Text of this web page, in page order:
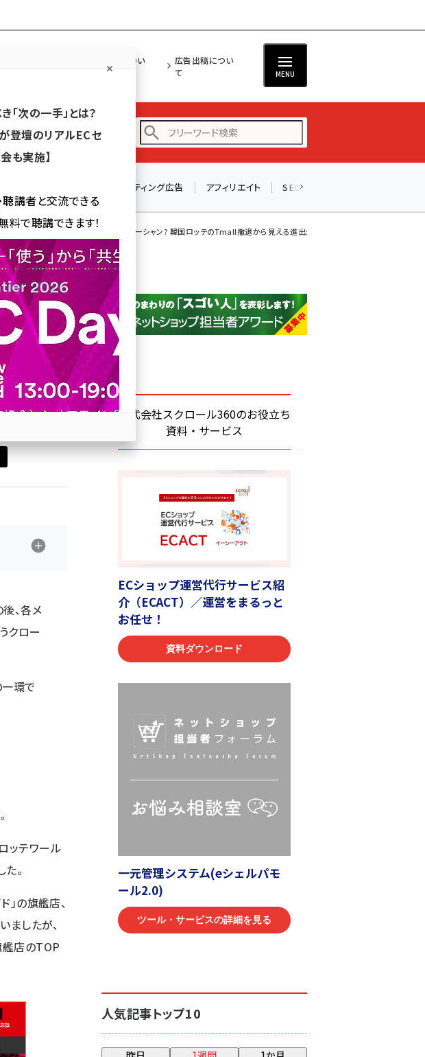
ネッ担につい
広告出稿につい
て
MENU
ー／イベント から探す
yahoo (1898)
アスクル (1115)
base (1070)
リスティング広告 アフィリエイト SEO
ォ... 中国向けECはすでにレッドオーシャン? 韓国ロッテのTmall撤退から見える進出企業の課題
ッテ
そんなわ
、各メ
クロー
環で
ッテワール
。
の旗艦店、
ましたが、
艦店のTOP
人気記事トップ10
次の一手」とは？
登壇のリアルECセ
も実施】
聴講者と交流できる
料で聴講できます！